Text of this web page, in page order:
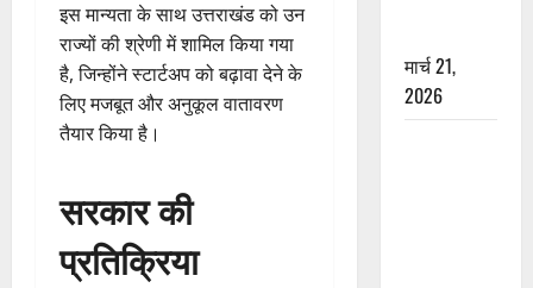
इस मान्यता के साथ उत्तराखंड को उन
राज्यों की श्रेणी में शामिल किया गया
है, जिन्होंने स्टार्टअप को बढ़ावा देने के
लिए मजबूत और अनुकूल वातावरण
तैयार किया है।
सरकार की
प्रतिक्रिया
मार्च 21,
2026